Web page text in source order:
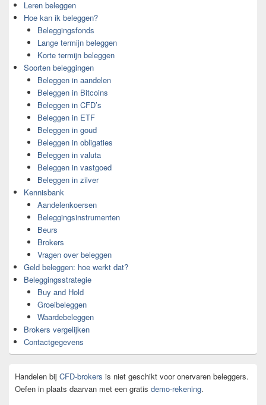
Leren beleggen
Hoe kan ik beleggen?
Beleggingsfonds
Lange termijn beleggen
Korte termijn beleggen
Soorten beleggingen
Beleggen in aandelen
Beleggen in Bitcoins
Beleggen in CFD’s
Beleggen in ETF
Beleggen in goud
Beleggen in obligaties
Beleggen in valuta
Beleggen in vastgoed
Beleggen in zilver
Kennisbank
Aandelenkoersen
Beleggingsinstrumenten
Beurs
Brokers
Vragen over beleggen
Geld beleggen: hoe werkt dat?
Beleggingsstrategie
Buy and Hold
Groeibeleggen
Waardebeleggen
Brokers vergelijken
Contactgegevens
Handelen bij CFD-brokers is niet geschikt voor onervaren beleggers.
Oefen in plaats daarvan met een gratis demo-rekening.